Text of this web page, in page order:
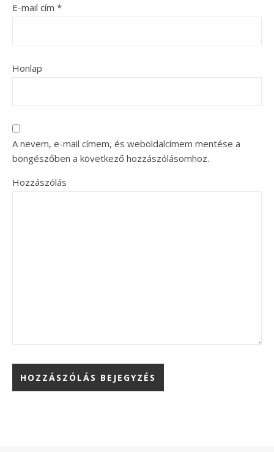
E-mail cím *
Honlap
A nevem, e-mail címem, és weboldalcímem mentése a
böngészőben a következő hozzászólásomhoz.
Hozzászólás